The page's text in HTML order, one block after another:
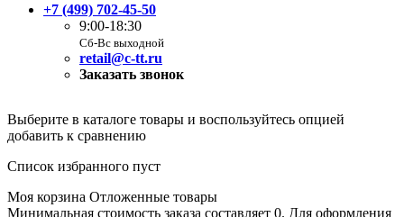
+7 (499) 702-45-50
9:00-18:30
Сб-Вс выходной
retail@c-tt.ru
Заказать звонок
Выберите в каталоге товары и воспользуйтесь опцией
добавить к сравнению
Список избранного пуст
Моя корзина Отложенные товары
Минимальная стоимость заказа составляет 0. Для оформления